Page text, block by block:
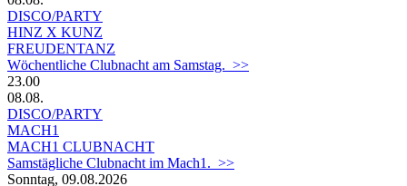
DISCO/PARTY
HINZ X KUNZ
FREUDENTANZ
Wöchentliche Clubnacht am Samstag. >>
23.00
08.08.
DISCO/PARTY
MACH1
MACH1 CLUBNACHT
Samstägliche Clubnacht im Mach1. >>
Sonntag, 09.08.2026